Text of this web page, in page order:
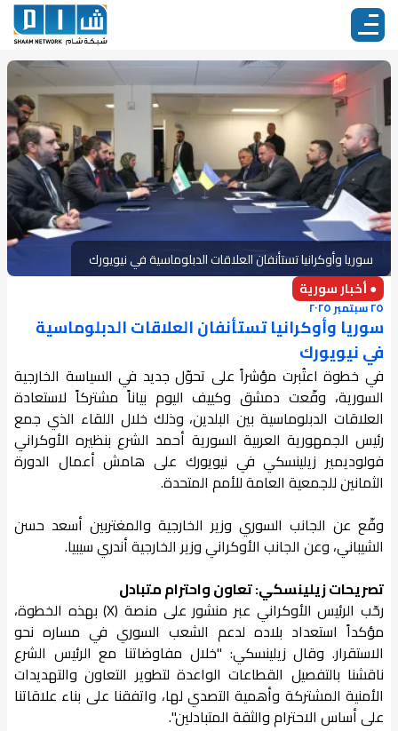
سوريا وأوكرانيا تستأنفان العلاقات الدبلوماسية في نيويورك
● أخبار سورية
٢٥ سبتمبر ٢٠٢٥
سوريا وأوكرانيا تستأنفان العلاقات الدبلوماسية
في نيويورك
في خطوة اعتُبرت مؤشراً على تحوّل جديد في السياسة الخارجية
السورية، وقّعت دمشق وكييف اليوم بياناً مشتركاً لاستعادة
العلاقات الدبلوماسية بين البلدين، وذلك خلال اللقاء الذي جمع
رئيس الجمهورية العربية السورية أحمد الشرع بنظيره الأوكراني
فولوديمير زيلينسكي في نيويورك على هامش أعمال الدورة
الثمانين للجمعية العامة للأمم المتحدة.
وقّع عن الجانب السوري وزير الخارجية والمغتربين أسعد حسن
الشيباني، وعن الجانب الأوكراني وزير الخارجية أندري سيبيا.
تصريحات زيلينسكي: تعاون واحترام متبادل
رحّب الرئيس الأوكراني عبر منشور على منصة (X) بهذه الخطوة،
مؤكداً استعداد بلاده لدعم الشعب السوري في مساره نحو
الاستقرار. وقال زيلينسكي: "خلال مفاوضاتنا مع الرئيس الشرع
ناقشنا بالتفصيل القطاعات الواعدة لتطوير التعاون والتهديدات
الأمنية المشتركة وأهمية التصدي لها، واتفقنا على بناء علاقاتنا
على أساس الاحترام والثقة المتبادلين".